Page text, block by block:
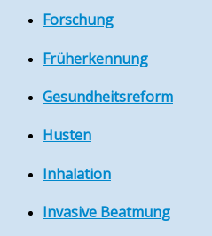
Forschung
Früherkennung
Gesundheitsreform
Husten
Inhalation
Invasive Beatmung